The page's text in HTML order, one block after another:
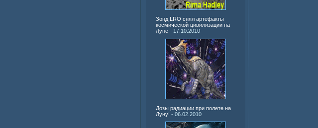
Зонд LRO снял артефакты
космической цивилизации на
Луне - 17.10.2010
Дозы радиации при полете на
Луну! - 06.02.2010